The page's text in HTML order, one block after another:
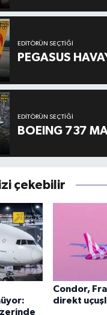
EDITÖRÜN SEÇTIĞI
PEGASUS
EDITÖRÜN SEÇTIĞI
BOEING 737
çekebilir
Condor,
direkt